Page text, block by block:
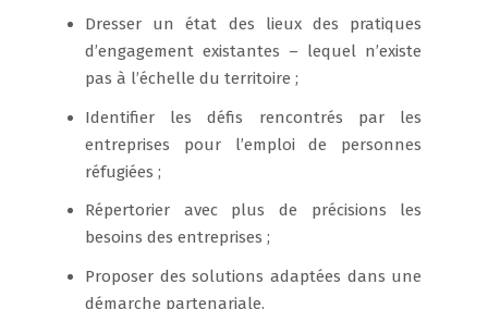
Dresser un état des lieux des pratiques
d’engagement existantes – lequel n’existe
pas à l’échelle du territoire ;
Identifier les défis rencontrés par les
entreprises pour l’emploi de personnes
réfugiées ;
Répertorier avec plus de précisions les
besoins des entreprises ;
Proposer des solutions adaptées dans une
démarche partenariale.